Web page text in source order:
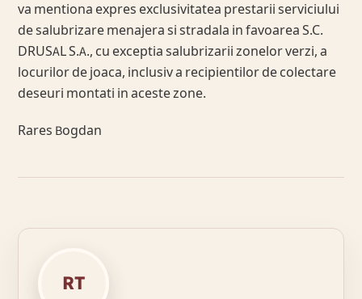
va mentiona expres exclusivitatea prestarii serviciului
de salubrizare menajera si stradala in favoarea S.C.
DRUSAL S.A., cu exceptia salubrizarii zonelor verzi, a
locurilor de joaca, inclusiv a recipientilor de colectare
deseuri montati in aceste zone.
Rares Bogdan
RT